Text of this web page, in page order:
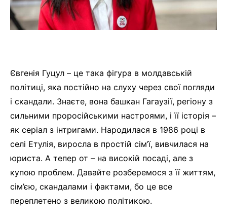
Євгенія Гуцул – це така фігура в молдавській
політиці, яка постійно на слуху через свої погляди
і скандали. Знаєте, вона башкан Гагаузії, регіону з
сильними проросійськими настроями, і її історія –
як серіал з інтригами. Народилася в 1986 році в
селі Етулія, виросла в простій сім’ї, вивчилася на
юриста. А тепер от – на високій посаді, але з
купою проблем. Давайте розберемося з її життям,
сім’єю, скандалами і фактами, бо це все
переплетено з великою політикою.